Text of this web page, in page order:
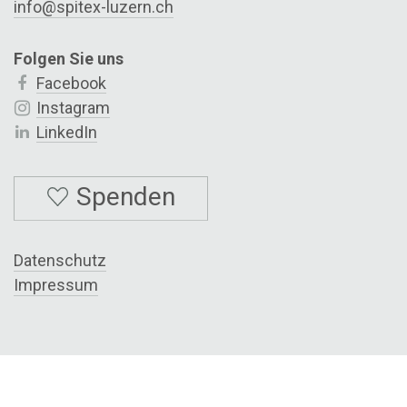
info@spitex-luzern.ch
Folgen Sie uns
Facebook
Instagram
LinkedIn
Spenden
Datenschutz
Impressum